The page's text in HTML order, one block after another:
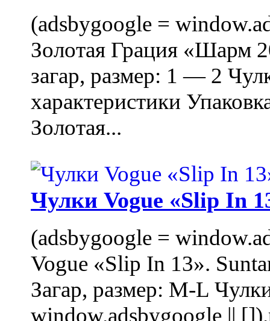
(adsbygoogle =
Золотая Грация «Шарм
загар, размер: 1 — 2
характеристики
Золотая...
Чулки Vogue «Slip In
(adsbygoogle =
Vogue «Slip In 13».
Загар, размер: M-L
window.adsbygoogle ||